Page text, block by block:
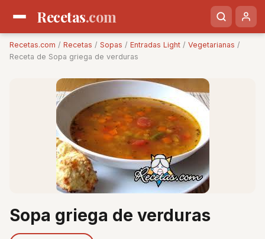
Recetas.com
Recetas.com / Recetas / Sopas / Entradas Light / Vegetarianas /
Receta de Sopa griega de verduras
Sopa griega de verduras